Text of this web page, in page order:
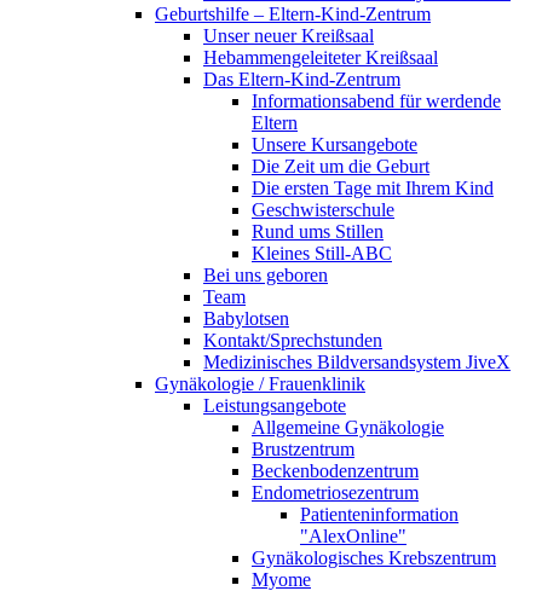
Geburtshilfe – Eltern-Kind-Zentrum
Unser neuer Kreißsaal
Hebammengeleiteter Kreißsaal
Das Eltern-Kind-Zentrum
Informationsabend für werdende
Eltern
Unsere Kursangebote
Die Zeit um die Geburt
Die ersten Tage mit Ihrem Kind
Geschwisterschule
Rund ums Stillen
Kleines Still-ABC
Bei uns geboren
Team
Babylotsen
Kontakt/Sprechstunden
Medizinisches Bildversandsystem JiveX
Gynäkologie / Frauenklinik
Leistungsangebote
Allgemeine Gynäkologie
Brustzentrum
Beckenbodenzentrum
Endometriosezentrum
Patienteninformation
"AlexOnline"
Gynäkologisches Krebszentrum
Myome